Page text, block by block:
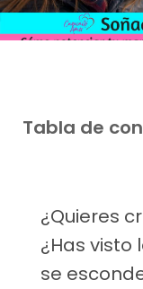
Tabla de
¿Quieres
¿Has
se